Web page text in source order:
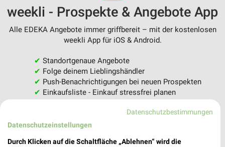
weekli - Prospekte & Angebote App
Alle EDEKA Angebote immer griffbereit – mit der kostenlosen
weekli App für iOS & Android.
✔ Standortgenaue Angebote
✔ Folge deinem Lieblingshändler
✔ Push-Benachrichtigungen bei neuen Prospekten
✔ Einkaufsliste - Einkauf stressfrei planen
JETZT LADEN UND SPAREN!
Datenschutzbestimmungen
Datenschutzeinstellungen
Durch Klicken auf die Schaltfläche „Ablehnen“ wird die